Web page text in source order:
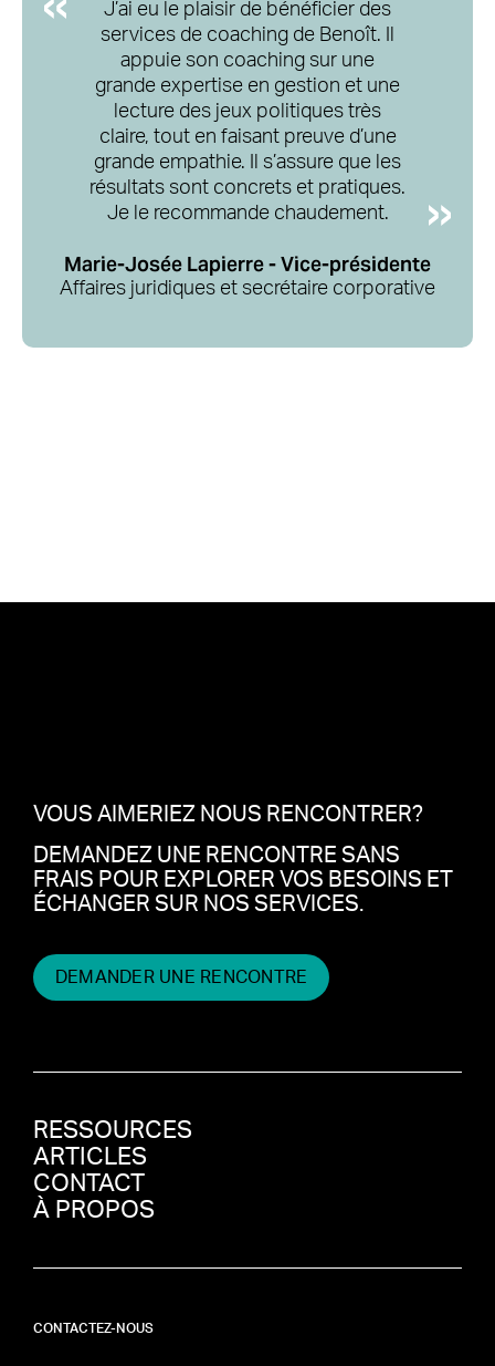
J’ai eu le plaisir de bénéficier des
services de coaching de Benoît. Il
appuie son coaching sur une
grande expertise en gestion et une
lecture des jeux politiques très
claire, tout en faisant preuve d’une
grande empathie. Il s’assure que les
résultats sont concrets et pratiques.
Je le recommande chaudement.
Marie-Josée Lapierre - Vice-présidente
Affaires juridiques et secrétaire corporative
VOUS AIMERIEZ NOUS RENCONTRER?
DEMANDEZ UNE RENCONTRE SANS
FRAIS POUR EXPLORER VOS BESOINS ET
ÉCHANGER SUR NOS SERVICES.
DEMANDER UNE RENCONTRE
RESSOURCES
ARTICLES
CONTACT
À PROPOS
CONTACTEZ-NOUS